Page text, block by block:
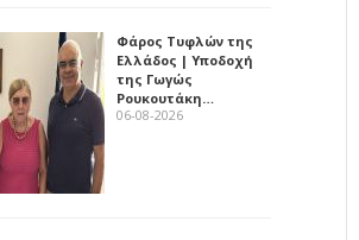
Φάρος Τυφλών της
Ελλάδος | Υποδοχή
της Γωγώς
Ρουκουτάκη…
06-08-2026